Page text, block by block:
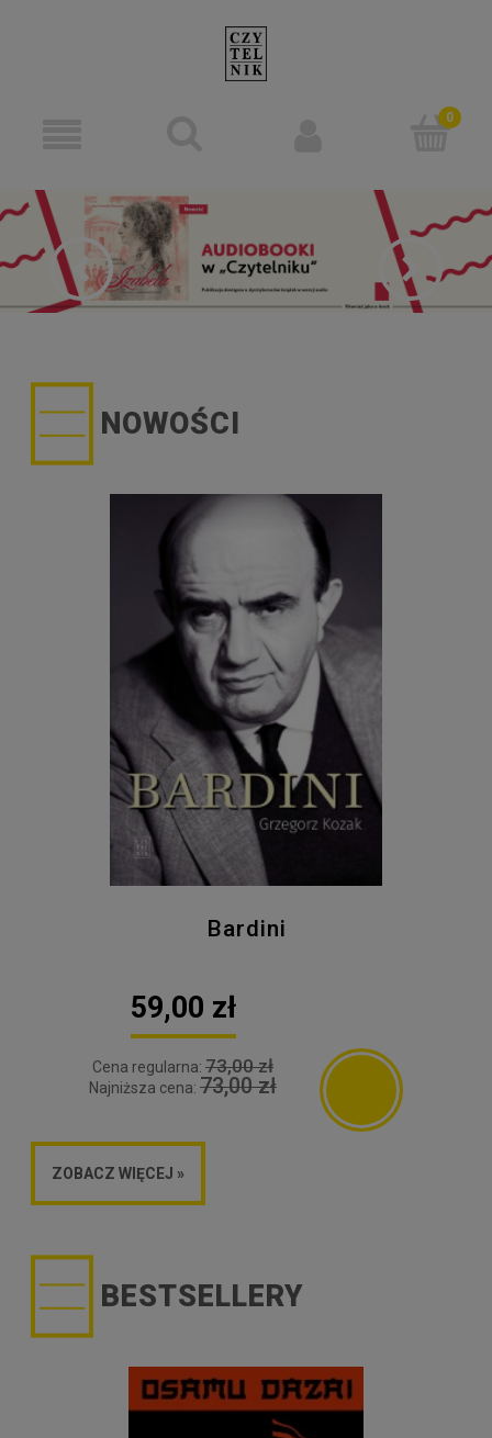
NOWOŚCI
Bardini
59,00 zł
Cena regularna: 73,00 zł
Najniższa cena: 73,00 zł
ZOBACZ WIĘCEJ »
BESTSELLERY